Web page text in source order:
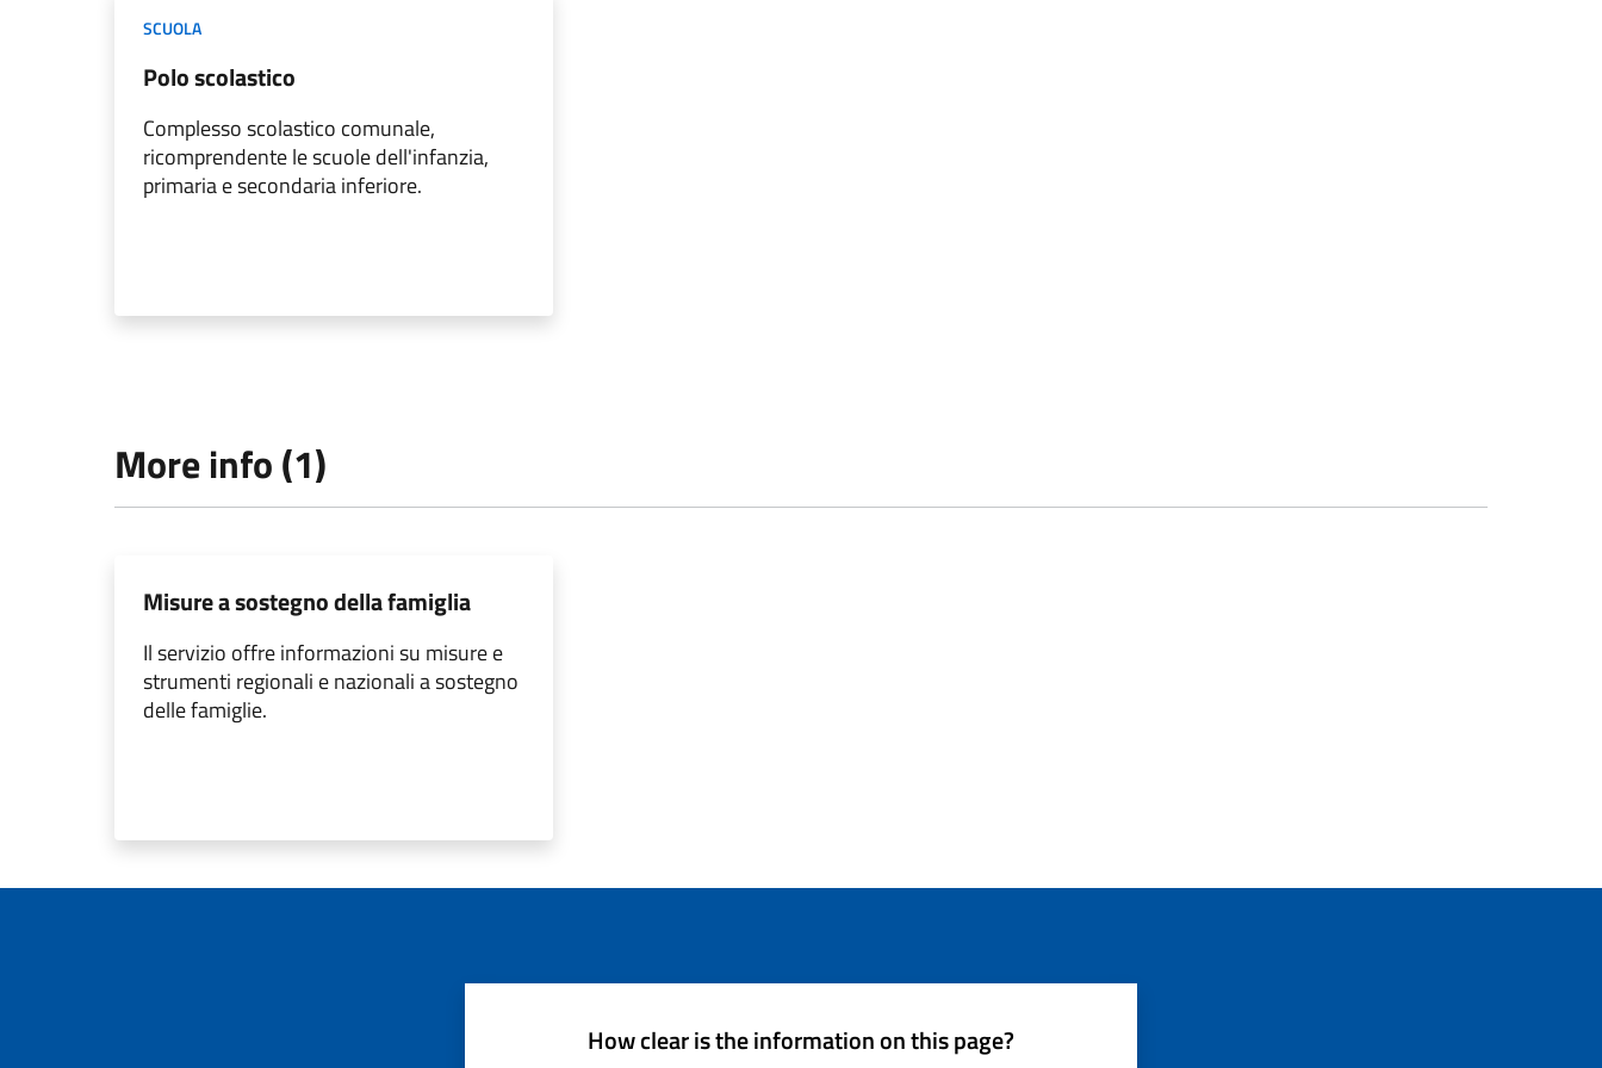
SCUOLA
Polo scolastico
Complesso scolastico comunale,
ricomprendente le scuole dell'infanzia,
primaria e secondaria inferiore.
More info (1)
Misure a sostegno della famiglia
Il servizio offre informazioni su misure e
strumenti regionali e nazionali a sostegno
delle famiglie.
How clear is the information on this page?